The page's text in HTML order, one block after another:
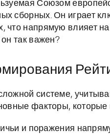
Союзом
сборных. Он играет
что напрямую влияет
так важен?
системе,
факторы,
и поражения